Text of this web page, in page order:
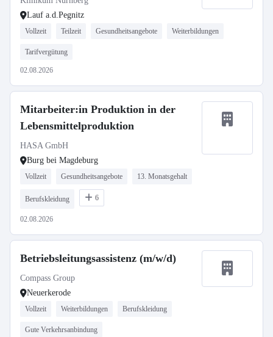
Lauf a.d.Pegnitz
Vollzeit Teilzeit Gesundheitsangebote Weiterbildungen
Tarifvergütung
02.08.2026
Mitarbeiter:in Produktion in der
Lebensmittelproduktion
HASA GmbH
Burg bei Magdeburg
Vollzeit Gesundheitsangebote 13. Monatsgehalt
Berufskleidung 6
02.08.2026
Betriebsleitungsassistenz (m/w/d)
Compass Group
Neuerkerode
Vollzeit Weiterbildungen Berufskleidung
Gute Verkehrsanbindung